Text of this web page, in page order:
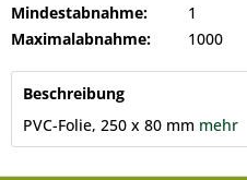
Mindestabnahme:
1
Maximalabnahme:
1000
Beschreibung
PVC-Folie, 250 x 80 mm mehr